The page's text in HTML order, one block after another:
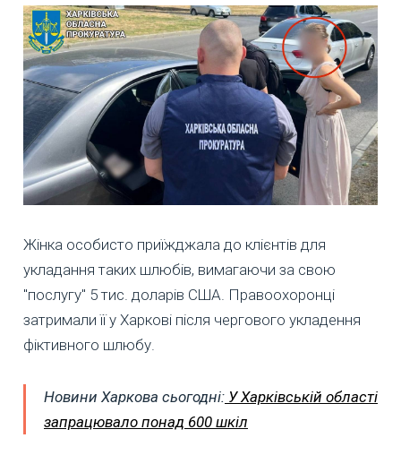
Жінка особисто приїжджала до клієнтів для
укладання таких шлюбів, вимагаючи за свою
"послугу" 5 тис. доларів США. Правоохоронці
затримали її у Харкові після чергового укладення
фіктивного шлюбу.
Новини Харкова сьогодні: У Харківській області
запрацювало понад 600 шкіл